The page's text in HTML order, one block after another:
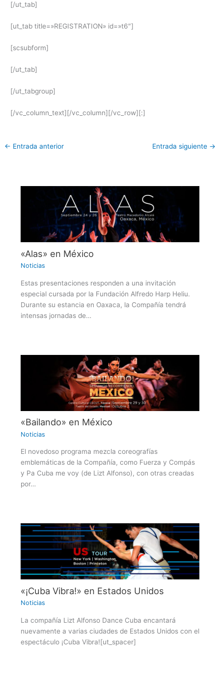
[/ut_tab]
[ut_tab title=»REGISTRATION» id=»t6″]
[scsubform]
[/ut_tab]
[/ut_tabgroup]
[/vc_column_text][/vc_column][/vc_row][:]
← Entrada anterior Entrada siguiente →
«Alas» en México
Noticias
Estas presentaciones responden a una invitación
especial cursada por la Fundación Alfredo Harp Heliu.
Durante su estancia en Oaxaca, la Compañía tendrá
intensas jornadas de…
«Bailando» en México
Noticias
El novedoso programa mezcla coreografías
emblemáticas de la Compañía, como Fuerza y Compás
y Pa Cuba me voy (de Lizt Alfonso), con otras creadas
por…
«¡Cuba Vibra!» en Estados Unidos
Noticias
La compañía Lizt Alfonso Dance Cuba encantará
nuevamente a varias ciudades de Estados Unidos con el
espectáculo ¡Cuba Vibra![ut_spacer]